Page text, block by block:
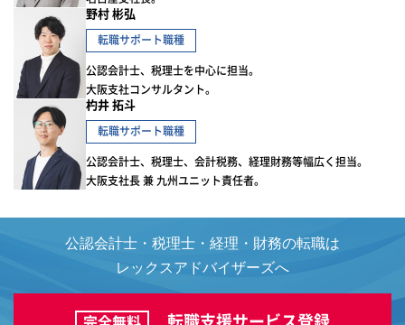
野村 彬弘
転職サポート職種
公認会計士、税理士を中心に担当。
大阪支社コンサルタント。
杓井 拓斗
転職サポート職種
公認会計士、税理士、会計税務、経理財務等幅広く担当。
大阪支社長 兼 九州ユニット責任者。
公認会計士・税理士・経理・財務の転職は
レックスアドバイザーズへ